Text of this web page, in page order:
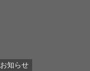
お知らせ